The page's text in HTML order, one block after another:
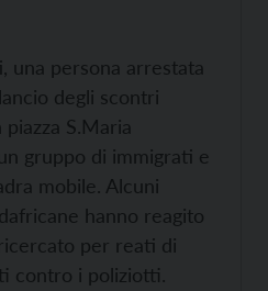
una persona arrestata
degli scontri
S.Maria
gruppo di immigrati e
mobile. Alcuni
hanno reagito
per reati di
contro i poliziotti.